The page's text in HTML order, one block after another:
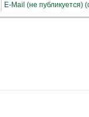
E-Mail (не публикуется)